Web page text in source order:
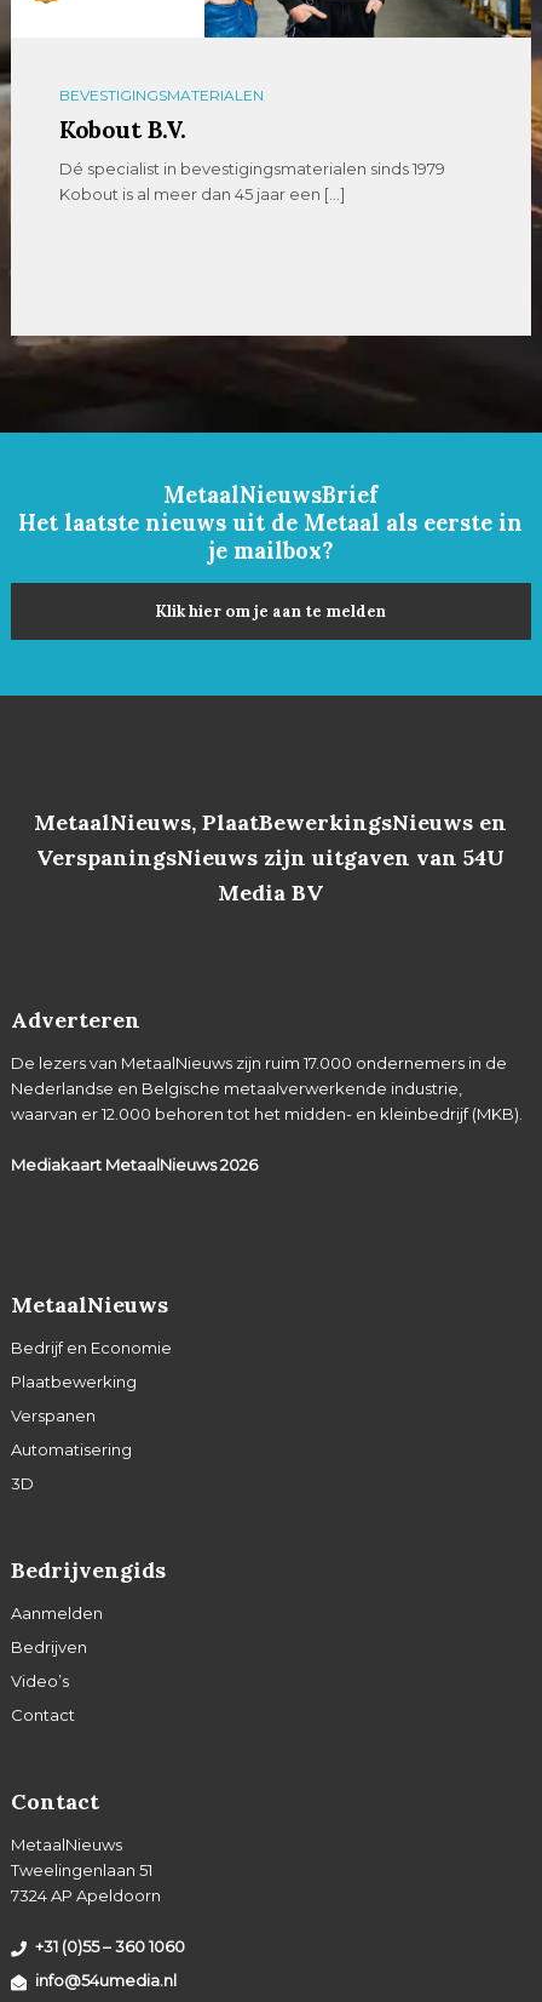
BEVESTIGINGSMATERIALEN
Kobout B.V.
Dé specialist in bevestigingsmaterialen sinds 1979
Kobout is al meer dan 45 jaar een […]
MetaalNieuwsBrief
Het laatste nieuws uit de Metaal als eerste in
je mailbox?
Klik hier om je aan te melden
MetaalNieuws, PlaatBewerkingsNieuws en
VerspaningsNieuws zijn uitgaven van 54U
Media BV
Adverteren
De lezers van MetaalNieuws zijn ruim 17.000 ondernemers in de
Nederlandse en Belgische metaalverwerkende industrie,
waarvan er 12.000 behoren tot het midden- en kleinbedrijf (MKB).
Mediakaart MetaalNieuws2026
MetaalNieuws
Bedrijf en Economie
Plaatbewerking
Verspanen
Automatisering
3D
Bedrijvengids
Aanmelden
Bedrijven
Video’s
Contact
Contact
MetaalNieuws
Tweelingenlaan 51
7324 AP Apeldoorn
+31 (0)55 – 360 1060
info@54umedia.nl